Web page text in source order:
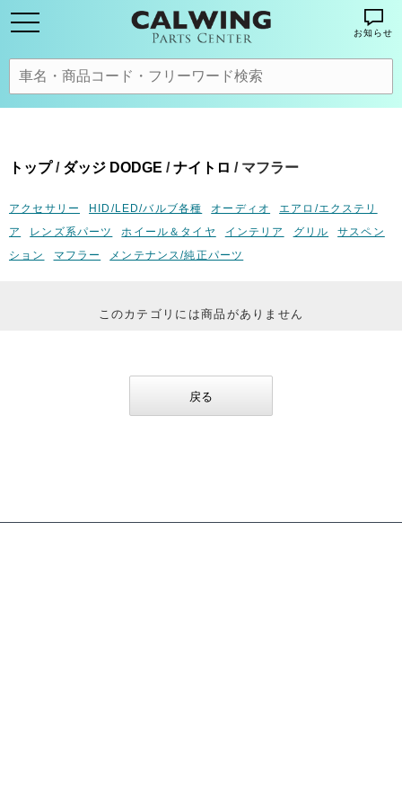
お知らせ
トップ/ ダッジ DODGE /ナイトロ / マフラー
アクセサリー HID/LED/バルブ各種 オーディオ
エアロ/エクステリ
ア
レンズ系パーツ ホイール＆タイヤ インテリア グリル
サスペン
ション
マフラー メンテナンス/純正パーツ
このカテゴリには商品がありません
戻る